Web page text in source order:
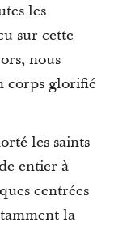
les
sur cette
nous
corps glorifié
les saints
entier à
centrées
la